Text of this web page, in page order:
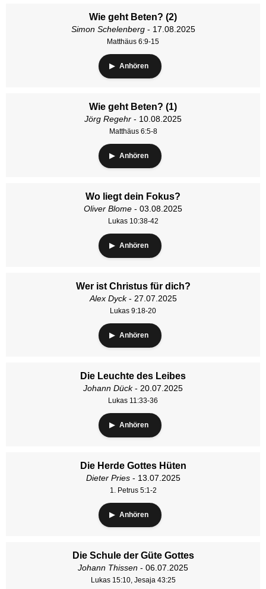
Wie geht Beten? (2)
Simon Schelenberg- 17.08.2025
Matthäus 6:9-15
Anhören
Wie geht Beten? (1)
Jörg Regehr - 10.08.2025
Matthäus 6:5-8
Anhören
Wo liegt dein Fokus?
Oliver Blome - 03.08.2025
Lukas 10:38-42
Anhören
Wer ist Christus für dich?
Alex Dyck- 27.07.2025
Lukas 9:18-20
Anhören
Die Leuchte des Leibes
Johann Dück- 20.07.2025
Lukas 11:33-36
Anhören
Die Herde Gottes Hüten
Dieter Pries- 13.07.2025
1. Petrus 5:1-2
Anhören
Die Schule der Güte Gottes
Johann Thissen - 06.07.2025
Lukas 15:10, Jesaja 43:25